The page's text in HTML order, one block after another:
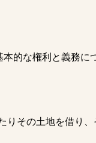
的な権利と義務に
りその土地を借り、